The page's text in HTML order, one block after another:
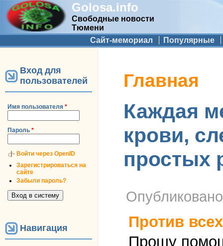
Golosa.info
Свободные новости
Тюмени
Дополнительное меню
Сайт-мемориал Популярные
Вход для
пользователей
Имя пользователя *
Пароль *
Войти через OpenID
Зарегистрироваться на
сайте
Забыли пароль?
Навигация
Вы здесь
Главная
Каждая
крови,
простых
Против всех
Прошу